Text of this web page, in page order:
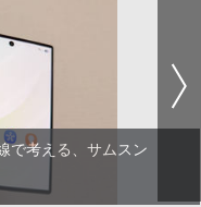
で考える、サムスン